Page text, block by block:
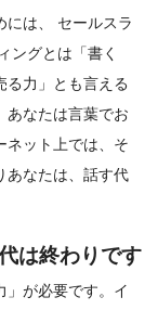
には、 セールスラ
ングとは「書く
る力」とも言える
あなたは言葉でお
ネット上では、そ
あなたは、話す代
は終わりです
」が必要です。イ